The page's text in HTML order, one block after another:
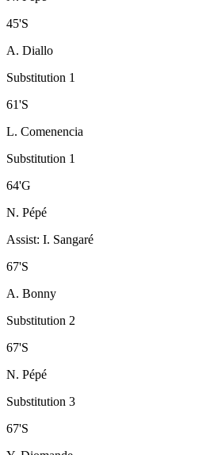
45'S
A. Diallo
Substitution 1
61'S
L. Comenencia
Substitution 1
64'G
N. Pépé
Assist: I. Sangaré
67'S
A. Bonny
Substitution 2
67'S
N. Pépé
Substitution 3
67'S